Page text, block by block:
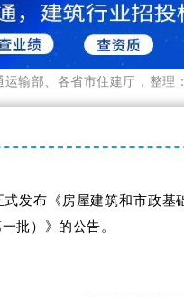
运输部、各省市住建厅，整理
发布《房屋建筑和市政
批）》的公告。